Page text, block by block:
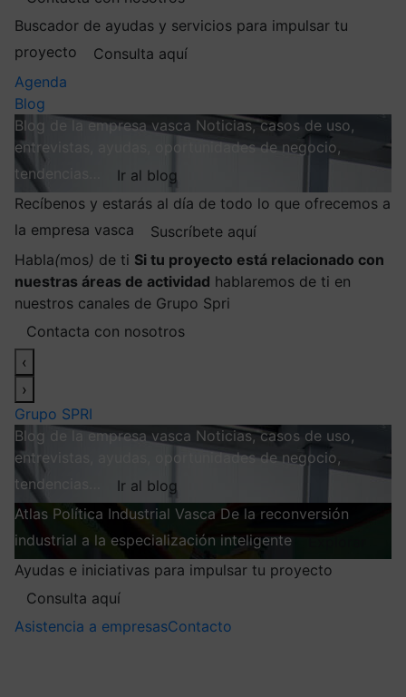
Buscador de ayudas y servicios para impulsar tu
proyecto
Consulta aquí
Agenda
Blog
Blog de la empresa vasca Noticias, casos de uso,
entrevistas, ayudas, oportunidades de negocio,
tendencias…
Ir al blog
Recíbenos y estarás al día de todo lo que ofrecemos a
la empresa vasca
Suscríbete aquí
Habla(mos) de ti Si tu proyecto está relacionado con
nuestras áreas de actividad hablaremos de ti en
nuestros canales de Grupo Spri
Contacta con nosotros
‹
›
Grupo SPRI
Blog de la empresa vasca Noticias, casos de uso,
entrevistas, ayudas, oportunidades de negocio,
tendencias…
Ir al blog
Atlas Política Industrial Vasca De la reconversión
industrial a la especialización inteligente
Ayudas e iniciativas para impulsar tu proyecto
Consulta aquí
Asistencia a empresasContacto